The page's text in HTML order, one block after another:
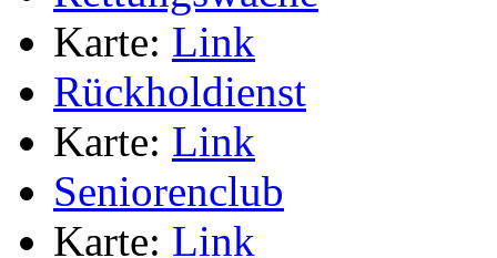
Karte: Link
Rückholdienst
Karte: Link
Seniorenclub
Karte: Link